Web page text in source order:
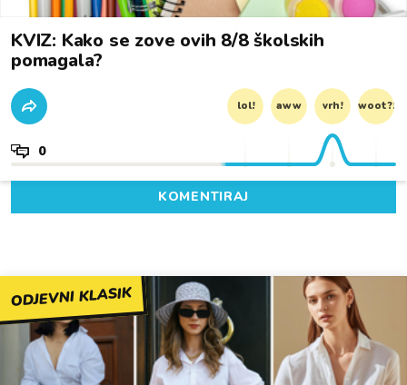
KVIZ: Kako se zove ovih 8/8 školskih
pomagala?
lol! aww vrh! woot?!
0
KOMENTIRAJ
ODJEVNI KLASIK